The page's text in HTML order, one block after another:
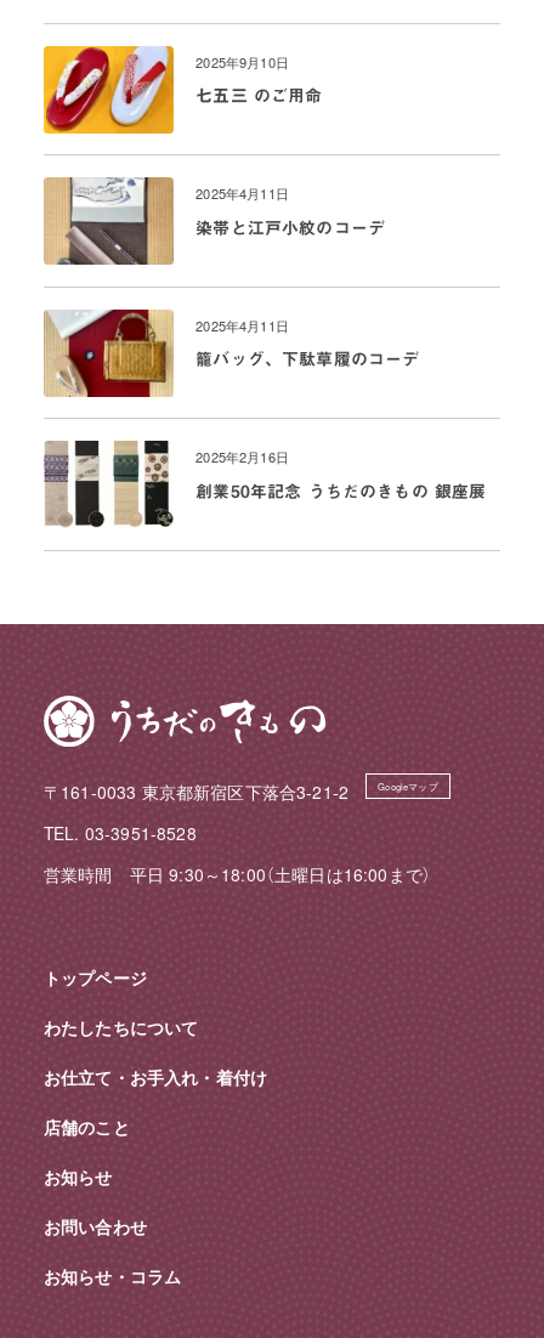
2025年9月10日
七五三 のご用命
2025年4月11日
染帯と江戸小紋のコーデ
2025年4月11日
籠バッグ、下駄草履のコーデ
2025年2月16日
創業50年記念 うちだのきもの 銀座展
〒161-0033 東京都新宿区下落合3-21-2 Googleマップ
TEL. 03-3951-8528
営業時間 平日 9:30～18:00（土曜日は16:00まで）
トップページ
わたしたちについて
お仕立て・お手入れ・着付け
店舗のこと
お知らせ
お問い合わせ
お知らせ・コラム